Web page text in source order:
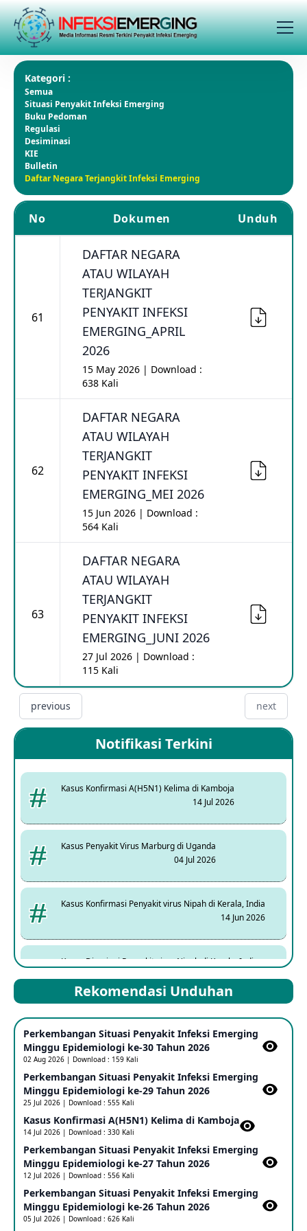
Kategori :
Semua
Situasi Penyakit Infeksi Emerging
Buku Pedoman
Regulasi
Desiminasi
KIE
Bulletin
Daftar Negara Terjangkit Infeksi Emerging
No Dokumen Unduh
61
DAFTAR NEGARA
ATAU WILAYAH
TERJANGKIT
PENYAKIT INFEKSI
EMERGING_APRIL
2026
15 May 2026 | Download :
638 Kali
62
DAFTAR NEGARA
ATAU WILAYAH
TERJANGKIT
PENYAKIT INFEKSI
EMERGING_MEI 2026
15 Jun 2026 | Download :
564 Kali
63
DAFTAR NEGARA
ATAU WILAYAH
TERJANGKIT
PENYAKIT INFEKSI
EMERGING_JUNI 2026
27 Jul 2026 | Download :
115 Kali
previous next
Notifikasi Terkini
Kasus Konfirmasi A(H5N1) Kelima di Kamboja
14 Jul 2026
Kasus Penyakit Virus Marburg di Uganda
04 Jul 2026
Kasus Konfirmasi Penyakit virus Nipah di Kerala, India
14 Jun 2026
Kasus Dicurigai Penyakit virus Nipah di Kerala, India
Mpox Clade 1b di Taiwan
25 May 2026
Update Informasi PHEIC Penyakit Ebola
23 May 2026
Penetapan Outbreak Penyakit Ebola di RD Kongo dan
Uganda Sebagai PHEIC
17 May 2026
Outbreak Penyakti Ebola di RD Kongo
16 May 2026
Rekomendasi Unduhan
Perkembangan Situasi Penyakit Infeksi Emerging
Minggu Epidemiologi ke-30 Tahun 2026
02 Aug 2026 | Download : 159 Kali
Perkembangan Situasi Penyakit Infeksi Emerging
Minggu Epidemiologi ke-29 Tahun 2026
25 Jul 2026 | Download : 555 Kali
Kasus Konfirmasi A(H5N1) Kelima di Kamboja​
14 Jul 2026 | Download : 330 Kali
Perkembangan Situasi Penyakit Infeksi Emerging
Minggu Epidemiologi ke-27 Tahun 2026
12 Jul 2026 | Download : 556 Kali
Perkembangan Situasi Penyakit Infeksi Emerging
Minggu Epidemiologi ke-26 Tahun 2026
05 Jul 2026 | Download : 626 Kali